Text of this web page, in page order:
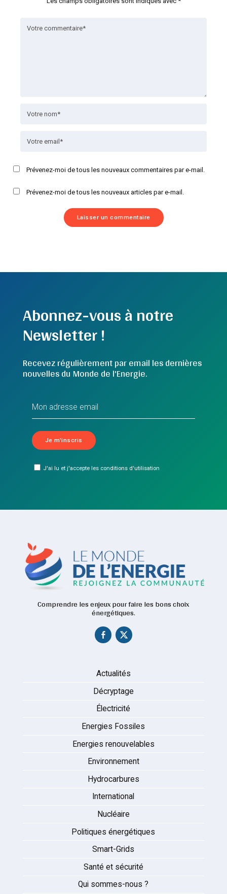
Prévenez-moi de tous les nouveaux commentaires par e-mail.
Prévenez-moi de tous les nouveaux articles par e-mail.
Abonnez-vous à notre
Newsletter !
Recevez régulièrement par email les dernières
nouvelles du Monde de l'Energie.
J'ai lu et j'accepte les conditions d'utilisation
Comprendre les enjeux pour faire les bons choix
énergétiques.
Actualités
Décryptage
Électricité
Energies Fossiles
Energies renouvelables
Environnement
Hydrocarbures
International
Nucléaire
Politiques énergétiques
Smart-Grids
Santé et sécurité
Qui sommes-nous ?